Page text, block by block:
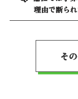
理由で断られ
そ